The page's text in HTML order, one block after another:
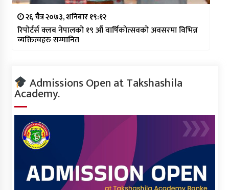
२६ चैत्र २०७३, शनिबार १९:१२
रिपोर्टर्स क्लब नेपालको १९ औं वार्षिकोत्सवको अवसरमा विभिन्न
व्यक्तित्वहरु सम्मानित
Admissions Open at Takshashila
Academy.